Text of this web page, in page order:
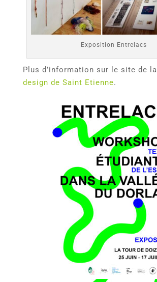
Exposition Entrelacs
Plus d’information sur le site de la
design de Saint Etienne.